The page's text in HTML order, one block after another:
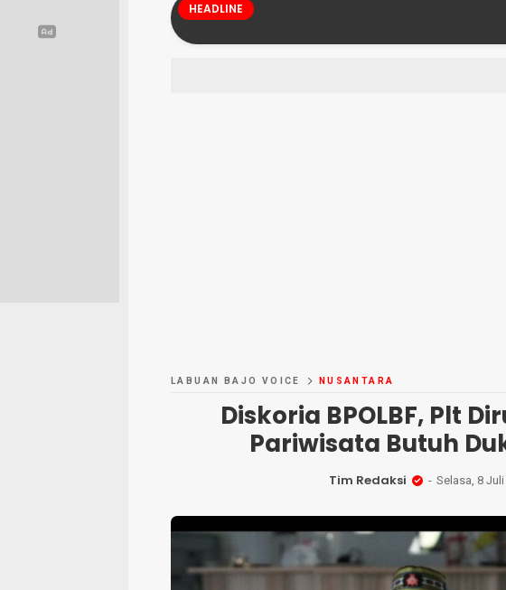
HEADLINE
LABUAN BAJO VOICE NUSANTARA
Diskoria BPOLBF, Plt
Pariwisata Butuh
Tim Redaksi Selasa, 8